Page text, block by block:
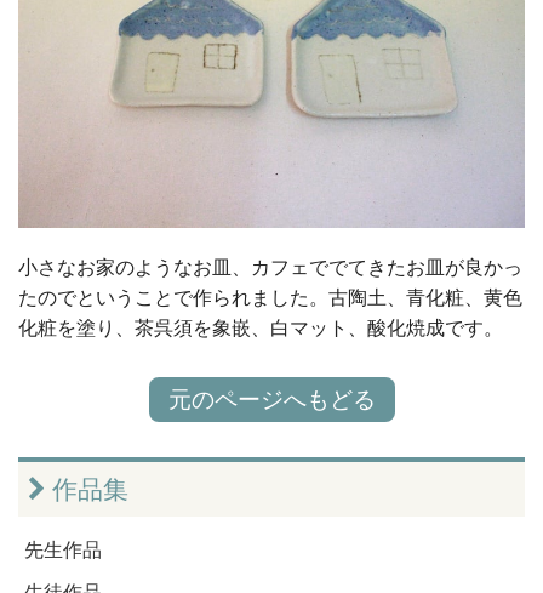
小さなお家のようなお皿、カフェででてきたお皿が良かっ
たのでということで作られました。古陶土、青化粧、黄色
化粧を塗り、茶呉須を象嵌、白マット、酸化焼成です。
元のページへもどる
作品集
先生作品